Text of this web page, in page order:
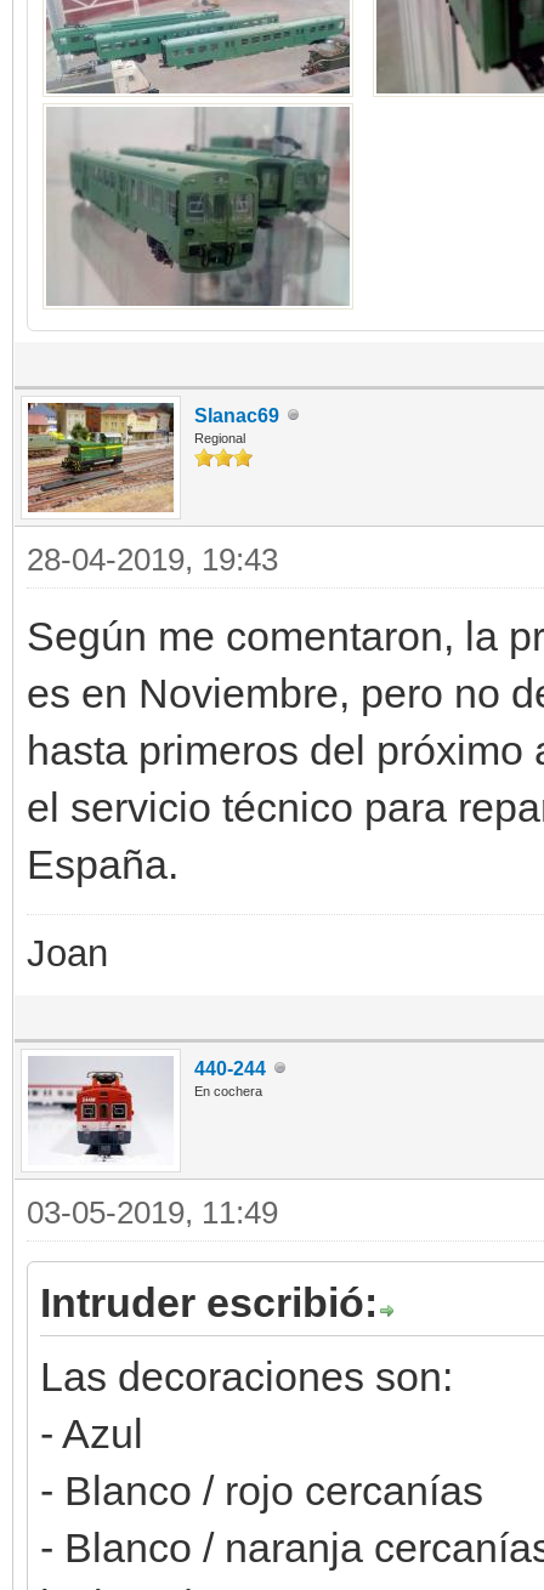
Slanac69
Regional
28-04-2019, 19:43
Según me comentaron, la
es en Noviembre, pero no
hasta primeros del próximo
el servicio técnico para
España.
Joan
440-244
En cochera
03-05-2019, 11:49
Intruder escribió:
Las decoraciones son:
- Azul
- Blanco / rojo cercanías
- Blanco / naranja